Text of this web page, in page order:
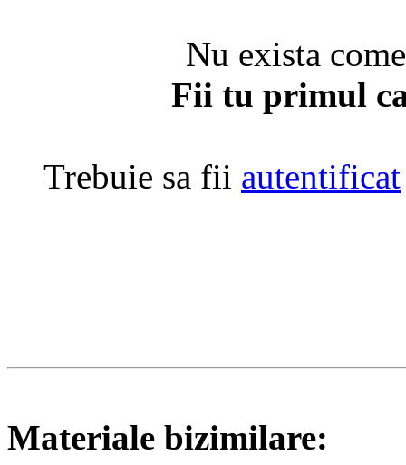
Nu exista
Fii tu primul
Trebuie sa fii autentificat
Materiale bizimilare: